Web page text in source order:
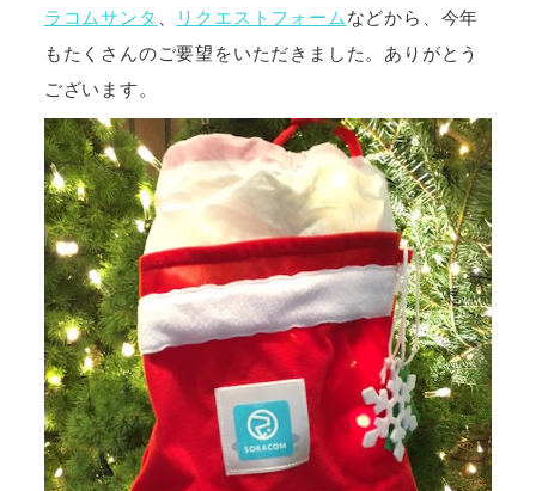
ラコムサンタ
リクエストフォームなどから、今年
もたくさんのご要望をいただきました。ありがとう
ございます。